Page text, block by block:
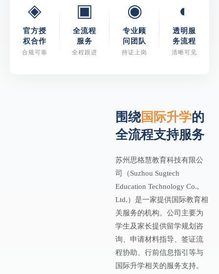
◈
官方授
权合作
合规可靠
▣
全流程
服务
全程跟进
◉
专业顾
问团队
持证上岗
◐
透明服
务流程
清晰可见
围绕国际升学的
全流程支持服务
苏州思格慧教育科技有限公
司（Suzhou Sugtech
Education Technology Co.,
Ltd.）是一家提供国际教育相
关服务的机构。公司主要为
学生及家长提供留学规划咨
询、申请材料指导、签证流
程协助、行前信息指引等与
国际升学相关的服务支持。